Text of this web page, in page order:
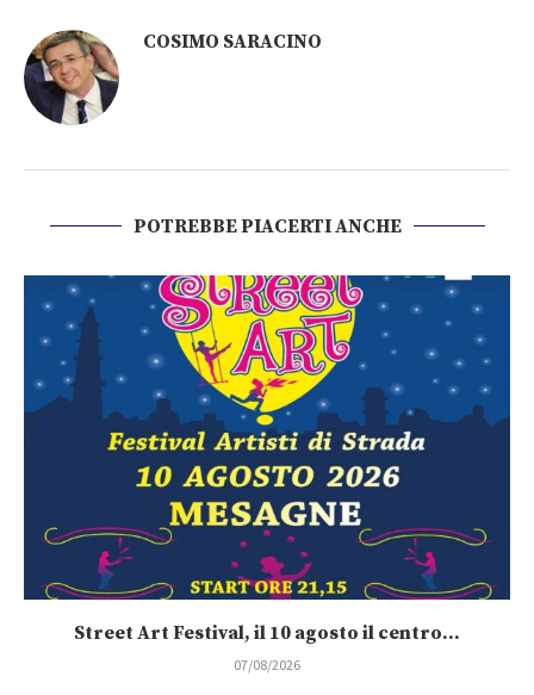
COSIMO SARACINO
POTREBBE PIACERTI ANCHE
Street Art Festival, il 10 agosto il centro...
07/08/2026